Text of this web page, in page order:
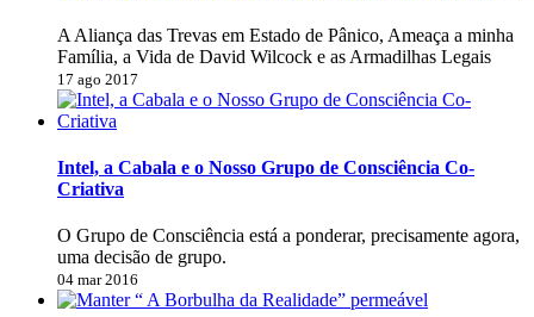
A Aliança das Trevas em Estado de Pânico, Ameaça a minha
Família, a Vida de David Wilcock e as Armadilhas Legais
17 ago 2017
Intel, a Cabala e o Nosso Grupo de Consciência Co-
Criativa
O Grupo de Consciência está a ponderar, precisamente agora,
uma decisão de grupo.
04 mar 2016